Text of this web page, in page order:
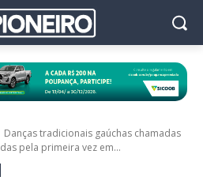
Danças tradicionais gaúchas chamadas
pela primeira vez em...